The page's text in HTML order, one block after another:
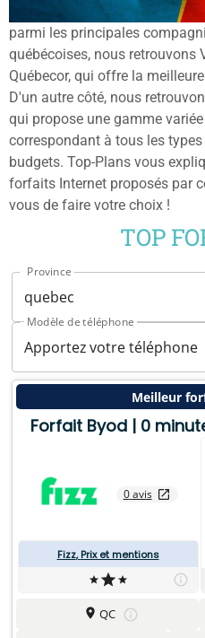
parmi les principales
québécoises, nous retrouvons
Québecor, qui offre la
D'un autre côté, nous
qui propose une gamme
correspondant à tous les
budgets. Top-Plans vous
forfaits Internet proposés par
vous de faire votre choix !
TOP